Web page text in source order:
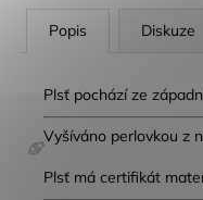
Popis Diskuze
Plsť pochází ze
Vyšíváno perlovkou z
Plsť má certifikát